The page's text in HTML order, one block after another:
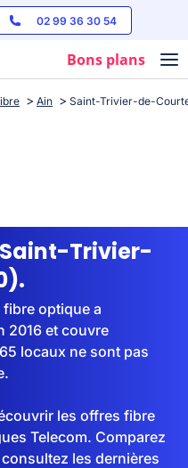
02 99 36 30 54
Bons plans
Ain Saint-Trivier-de-
Trivier-
optique a
2016 et couvre
locaux ne sont pas
les offres fibre
Telecom. Comparez
les dernières